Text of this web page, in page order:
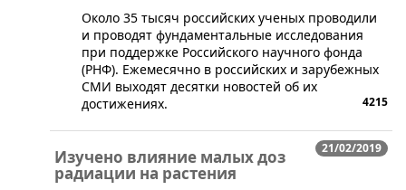
Около 35 тысяч российских ученых проводили
и проводят фундаментальные исследования
при поддержке Российского научного фонда
(РНФ). Ежемесячно в российских и зарубежных
СМИ выходят десятки новостей об их
достижениях.
4215
21/02/2019
Изучено влияние малых доз
радиации на растения